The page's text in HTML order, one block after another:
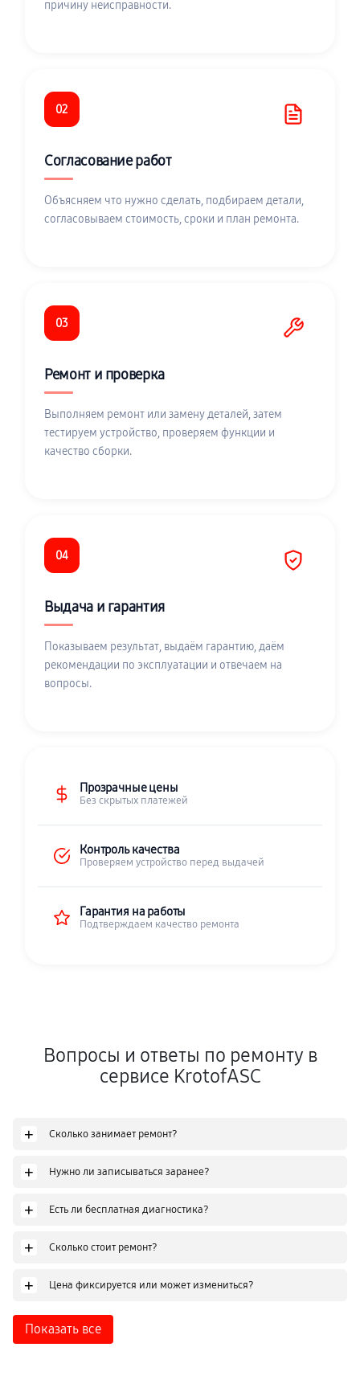
причину неисправности.
02
Согласование работ
Объясняем что нужно сделать, подбираем детали,
согласовываем стоимость, сроки и план ремонта.
03
Ремонт и проверка
Выполняем ремонт или замену деталей, затем
тестируем устройство, проверяем функции и
качество сборки.
04
Выдача и гарантия
Показываем результат, выдаём гарантию, даём
рекомендации по эксплуатации и отвечаем на
вопросы.
Прозрачные цены
Без скрытых платежей
Контроль качества
Проверяем устройство перед выдачей
Гарантия на работы
Подтверждаем качество ремонта
Вопросы и ответы по ремонту в
сервисе KrotofASC
+ Сколько занимает ремонт?
+ Нужно ли записываться заранее?
+ Есть ли бесплатная диагностика?
+ Сколько стоит ремонт?
+ Цена фиксируется или может измениться?
Показать все